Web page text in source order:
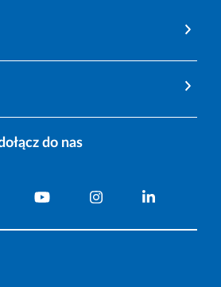
do nas